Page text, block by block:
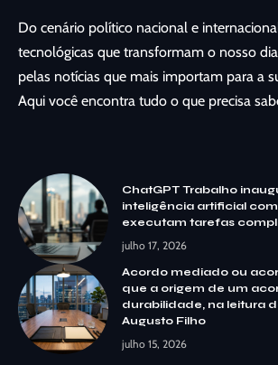
Do cenário político nacional e
tecnológicas que transformam o nosso
pelas notícias que mais importam para a
Aqui você encontra tudo o que precisa
ChatGPT Trabalho
inteligência artificial
executam tarefas
julho 17, 2026
Acordo mediado ou
que a origem de um
durabilidade, na leitura
Augusto Filho
julho 15, 2026